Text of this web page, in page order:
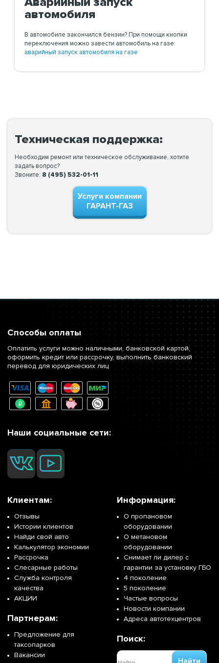
автомобиля
В автомобиле закончился бензин? При помощи кнопки
переключения можно завести автомобиль на газе:
аварийный запуск автомобиля на газе
Техническая поддержка:
Необходим ремонт или техническое обслуживание, хотите
задать вопрос?
Звоните: 8 (495) 532-01-11
Услуги компании
ГАРАНТ-ГАЗ
Способы оплаты
Оплатить услуги можно наличными, банковской картой,
оформить кредит или рассрочку, выполнить банковский
перевод для юридических лиц
Наши социальные сети:
Клиентам:
Отзывы
Истории клиентов
Найди свой авто
Калькулятор экономии
Рассрочка
Слесарные работы
Служба контроля
качества
АКЦИИ
Партнерам:
Предложение для
таксопарков
Вакансии
Информация:
О пропановом
оборудовании
О метановом
оборудовании
Снимает ли дилер с
гарантии за установку ГБО
4 поколение
5 поколение
Частые вопросы
Новости компании
Адреса автотехцентров
Поиск: